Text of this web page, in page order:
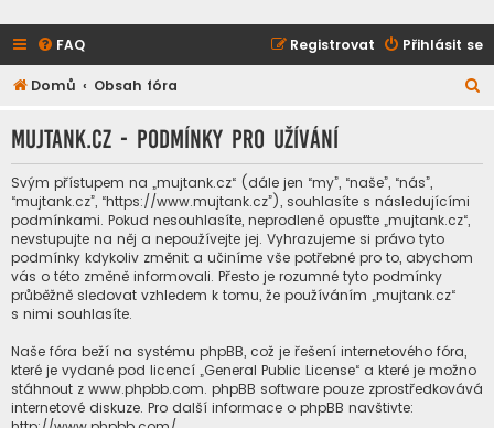
FAQ Přihlásit se
Registrovat
Domů Obsah fóra
d
mujtank.cz - Podmínky pro užívání
Svým přístupem na „mujtank.cz“ (dále jen “my”, “naše”, “nás”,
“mujtank.cz”, “https://www.mujtank.cz”), souhlasíte s následujícími
podmínkami. Pokud nesouhlasíte, neprodleně opusťte „mujtank.cz“,
nevstupujte na něj a nepoužívejte jej. Vyhrazujeme si právo tyto
podmínky kdykoliv změnit a učiníme vše potřebné pro to, abychom
vás o této změně informovali. Přesto je rozumné tyto podmínky
průběžně sledovat vzhledem k tomu, že používáním „mujtank.cz“
s nimi souhlasíte.
Naše fóra beží na systému phpBB, což je řešení internetového fóra,
které je vydané pod licencí „General Public License“ a které je možno
stáhnout z www.phpbb.com. phpBB software pouze zprostředkovává
internetové diskuze. Pro další informace o phpBB navštivte: